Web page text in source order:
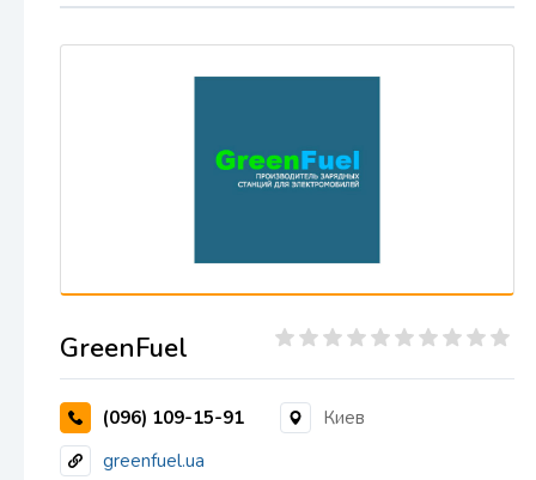
GreenFuel
(096) 109-15-91
Киев
greenfuel.ua